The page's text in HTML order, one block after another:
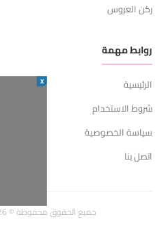
ركن العروس
روابط مهمة
الرئيسية
شروط الاستخدام
سياسة الخصوصية
اتصل بنا
جميع الحقوق محفوظة © 2026 - منتديات عروس
X